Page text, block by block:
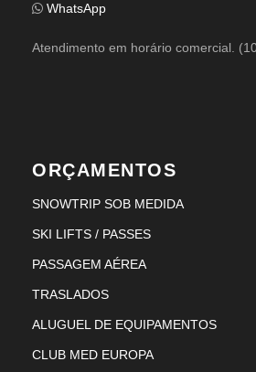
WhatsApp
Atendimento em horário comercial.
ORÇAMENTOS
SNOWTRIP SOB MEDIDA
SKI LIFTS / PASSES
PASSAGEM AÉREA
TRASLADOS
ALUGUEL DE EQUIPAMENTOS
CLUB MED EUROPA